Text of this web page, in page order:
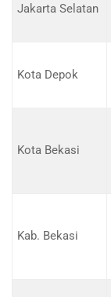
Jakarta Selatan
Kota Depok
Kota Bekasi
Kab. Bekasi